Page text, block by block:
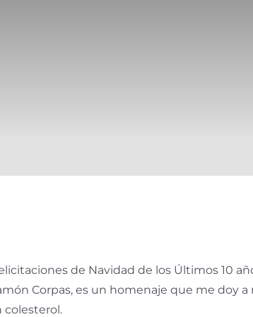
de Navidad de los Últimos 10
Corpas, es un homenaje que me doy
colesterol.